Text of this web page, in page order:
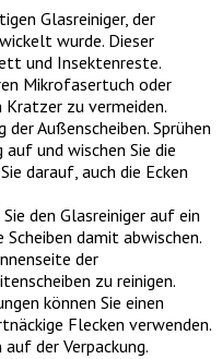
Glasreiniger, der
wurde. Dieser
und Insektenreste.
Mikrofasertuch oder
Kratzer zu vermeiden.
der Außenscheiben. Sprühen
und wischen Sie die
darauf, auch die Ecken
den Glasreiniger auf ein
Scheiben damit abwischen.
der
zu reinigen.
können Sie einen
Flecken verwenden.
der Verpackung.